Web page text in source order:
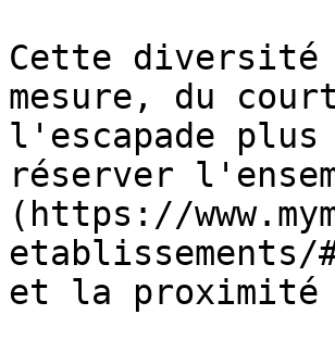
Cette diversité
mesure, du
l'escapade plus
réserver
(https://
et la proximité